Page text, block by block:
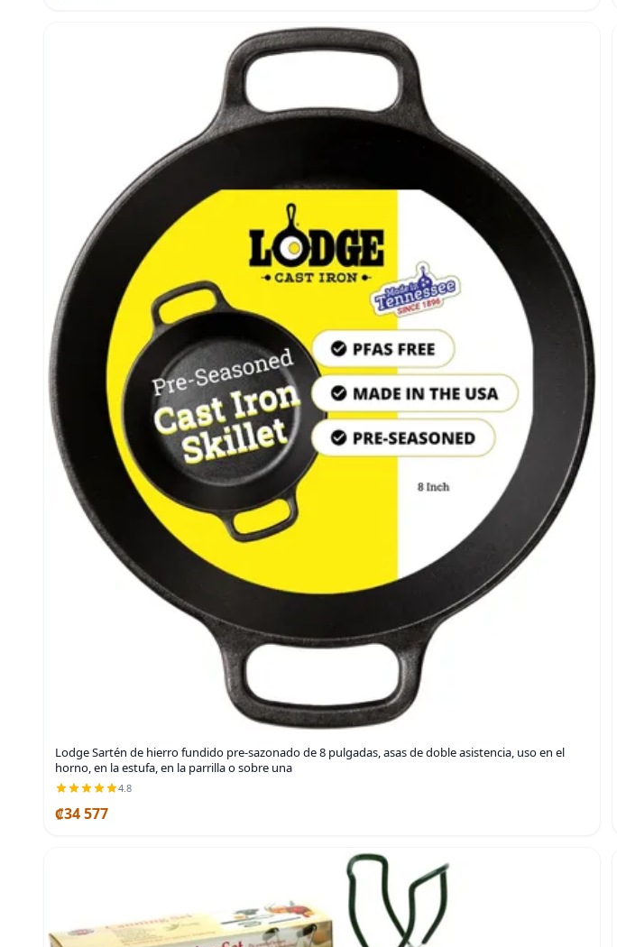
Lodge Sartén de hierro fundido pre-sazonado de 8 pulgadas, asas de doble asistencia, uso en el
horno, en la estufa, en la parrilla o sobre una
4.8
₡34 577